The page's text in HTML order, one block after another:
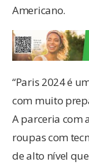
Americano.
“Paris 2024 é
com muito
A parceria com
roupas com
de alto nível